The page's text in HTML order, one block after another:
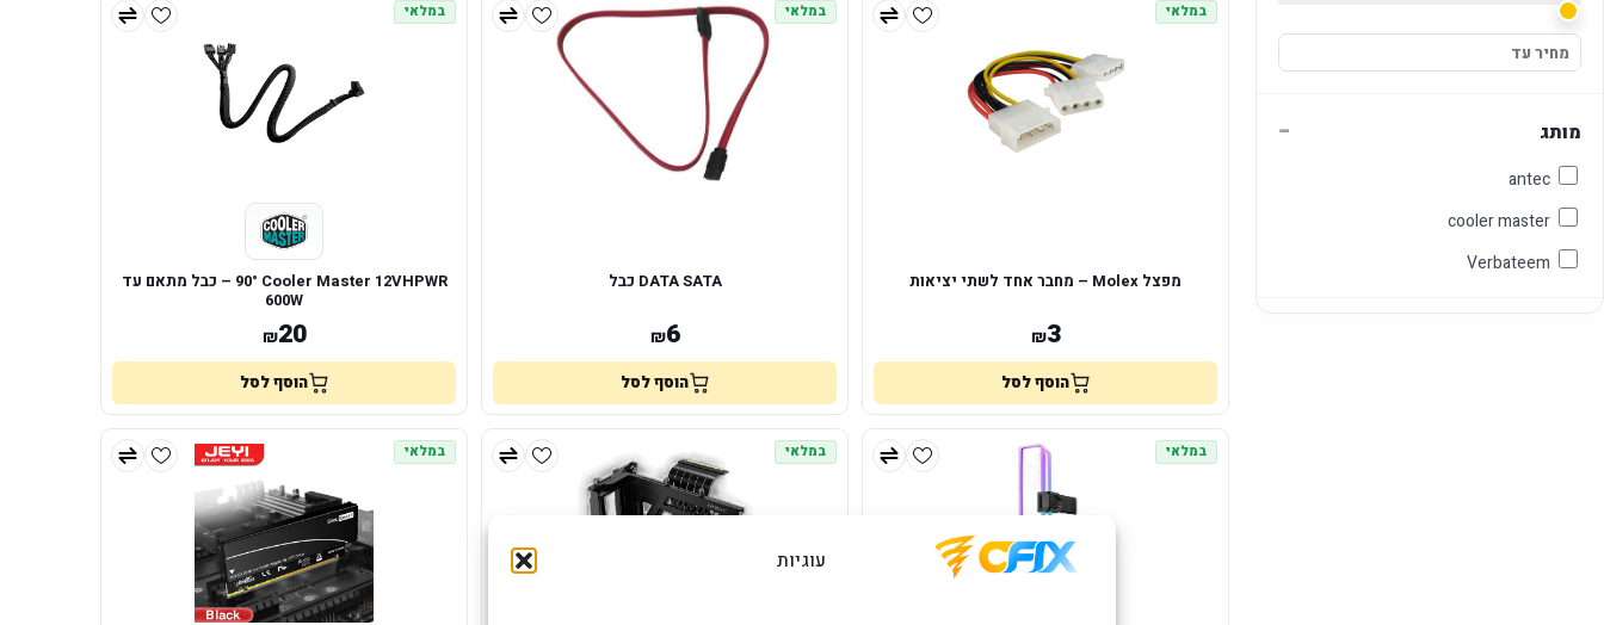
עוגיות
מותג −
במלאי
מפצל Molex – מחבר אחד לשתי יציאות
₪3
הוסף לסל
במלאי
DATA SATA כבל
₪6
הוסף לסל
במלאי
Cooler Master 12VHPWR ‏90° – כבל מתאם עד
600W
₪20
הוסף לסל
במלאי במלאי במלאי